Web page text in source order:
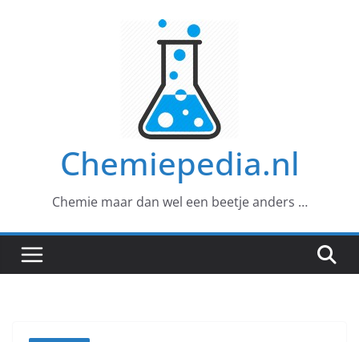
Chemiepedia.nl
Chemie maar dan wel een beetje anders …